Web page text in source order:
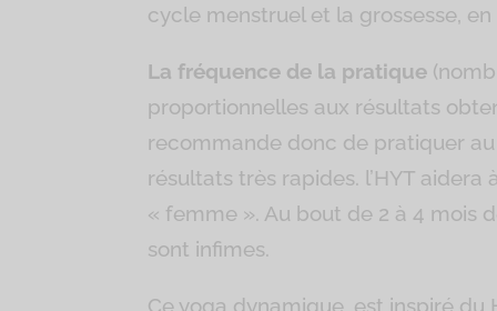
cycle menstruel et la grossesse,
La fréquence de la pratique
proportionnelles aux résultats
recommande donc de pratiquer au
résultats très rapides. l’HYT
« femme ». Au bout de 2 à 4 mois
sont infimes.
Ce yoga dynamique, est inspiré du